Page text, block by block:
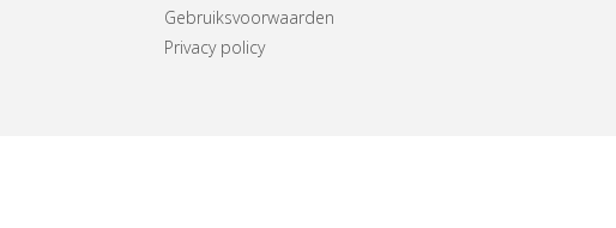
Gebruiksvoorwaarden
Privacy policy